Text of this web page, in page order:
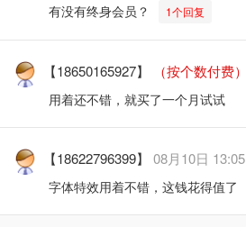
有没有终身会员？ 1个回复
【18650165927】 （按个数付费）
用着还不错，就买了一个月试试
【18622796399】08月10日 13:05
字体特效用着不错，这钱花得值了